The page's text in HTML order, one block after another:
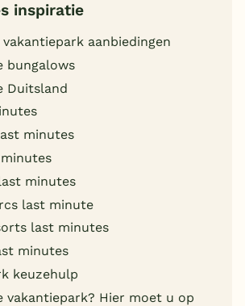
inspiratie
vakantiepark aanbiedingen
bungalows
Duitsland
minutes
minutes
last minute
last minutes
minutes
keuzehulp
vakantiepark? Hier moet u op